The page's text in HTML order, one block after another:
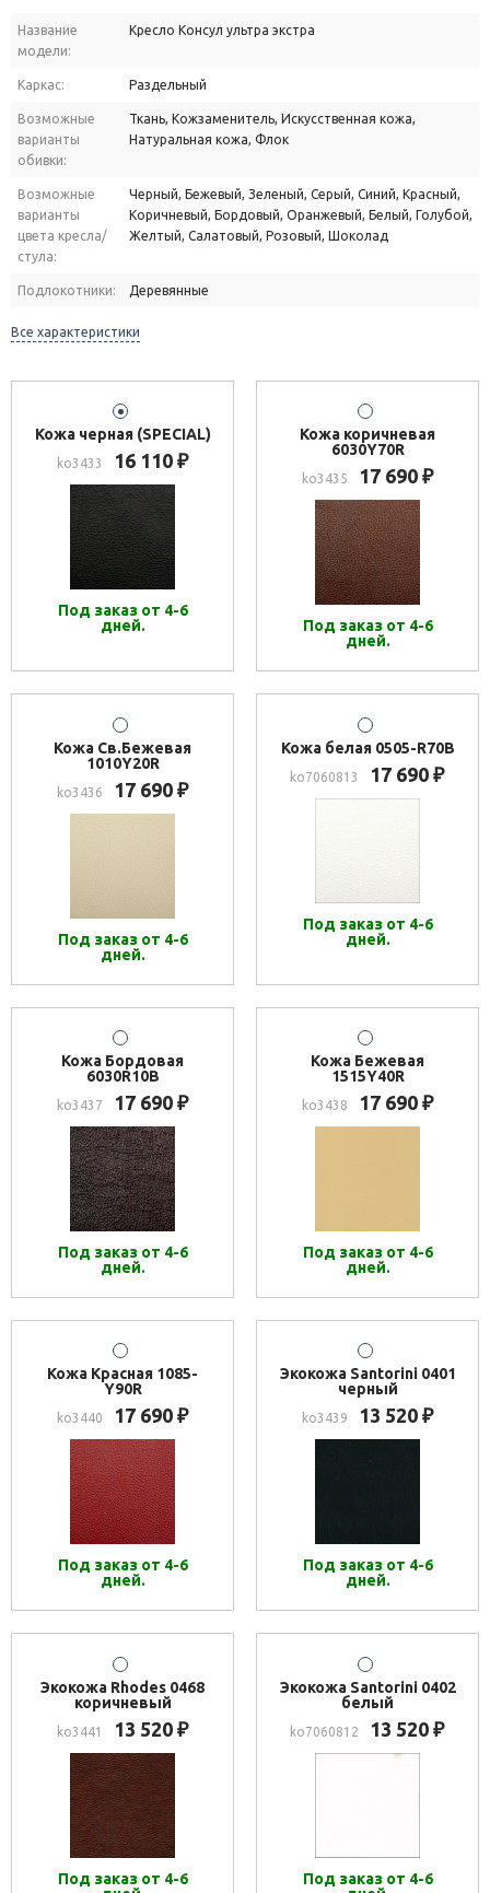
Название
модели:
Кресло Консул ультра экстра
Каркас: Раздельный
Возможные
варианты
обивки:
Ткань, Кожзаменитель, Искусственная кожа,
Натуральная кожа, Флок
Возможные
варианты
цвета кресла/
стула:
Черный, Бежевый, Зеленый, Серый, Синий, Красный,
Коричневый, Бордовый, Оранжевый, Белый, Голубой,
Желтый, Салатовый, Розовый, Шоколад
Подлокотники: Деревянные
Все характеристики
Кожа черная (SPECIAL)
ko3433 16 110 ₽
Под заказ от 4-6
дней.
Кожа коричневая
6030Y70R
ko3435 17 690 ₽
Под заказ от 4-6
дней.
Кожа Св.Бежевая
1010Y20R
ko3436 17 690 ₽
Под заказ от 4-6
дней.
Кожа белая 0505-R70B
ko7060813 17 690 ₽
Под заказ от 4-6
дней.
Кожа Бордовая
6030R10B
ko3437 17 690 ₽
Под заказ от 4-6
дней.
Кожа Бежевая
1515Y40R
ko3438 17 690 ₽
Под заказ от 4-6
дней.
Кожа Красная 1085-
Y90R
ko3440 17 690 ₽
Под заказ от 4-6
дней.
Экокожа Santorini 0401
черный
ko3439 13 520 ₽
Под заказ от 4-6
дней.
Экокожа Rhodes 0468
коричневый
ko3441 13 520 ₽
Под заказ от 4-6
Экокожа Santorini 0402
белый
ko7060812 13 520 ₽
Под заказ от 4-6